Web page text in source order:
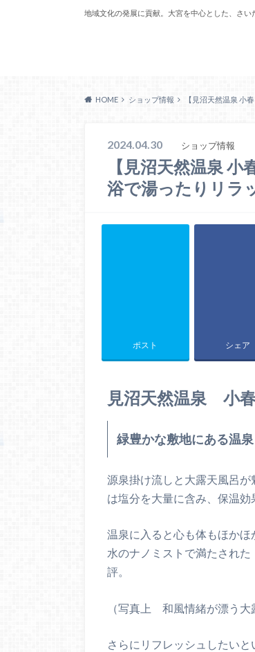
地域文化の発展に貢献。大宮を中心とした、さい
HOME ショップ情報 【見沼天然温泉 小
2024.04.30 ショップ情報
【見沼天然温泉
浴で湯ったりリラ
ポスト シェア
見沼天然温泉 小
緑豊かな敷地にある温
源泉掛け流しと大露天風呂
は塩分を大量に含み、保温効
温泉に入ると心も体もほか
水のナノミストで満たされ
評。
（写真上 和風情緒が漂う大
さらにリフレッシュしたい